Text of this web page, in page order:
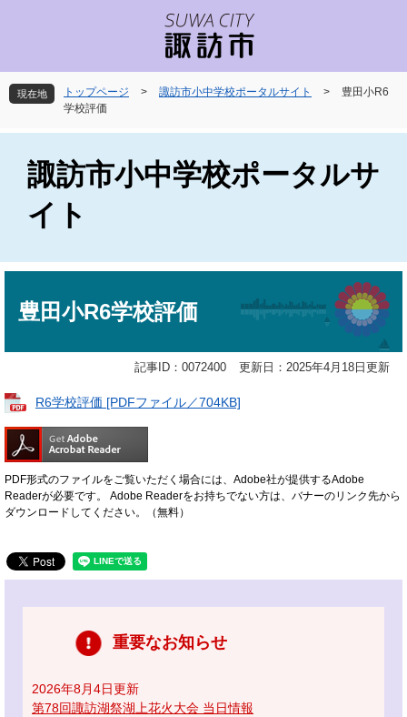
先
頭
を
飛
現在地 トップページ > 諏訪市小中学校ポータルサイト >
豊田小R6
学校評価
諏訪市小中学校ポータルサ
イト
豊田小R6学校評価
記事ID：0072400 更新日：2025年4月18日更新
R6学校評価 [PDFファイル／704KB]
PDF形式のファイルをご覧いただく場合には、Adobe社が提供するAdobe
Readerが必要です。
Adobe Readerをお持ちでない方は、バナーのリンク先から
ダウンロードしてください。（無料）
重要なお知らせ
2026年8月4日更新
第78回諏訪湖祭湖上花火大会 当日情報